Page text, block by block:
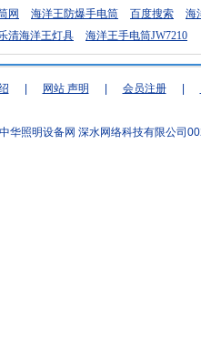
网 海洋王防爆手电筒 百度搜索
海
清海洋王灯具 海洋王手电筒JW7210
网站 声明 会员注册
华照明设备网 深水网络科技有限公司